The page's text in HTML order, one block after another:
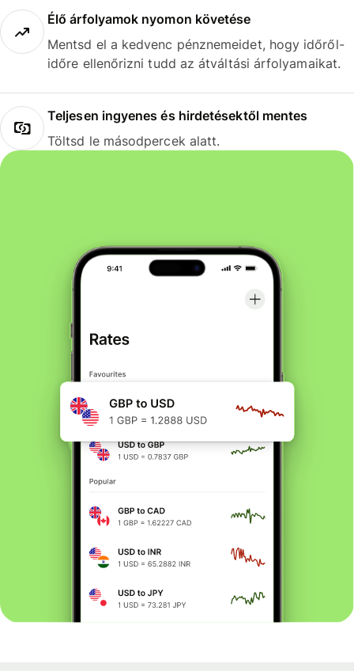
Élő árfolyamok nyomon követése
Mentsd el a kedvenc pénznemeidet, hogy időről-
időre ellenőrizni tudd az átváltási árfolyamaikat.
Teljesen ingyenes és hirdetésektől mentes
Töltsd le másodpercek alatt.